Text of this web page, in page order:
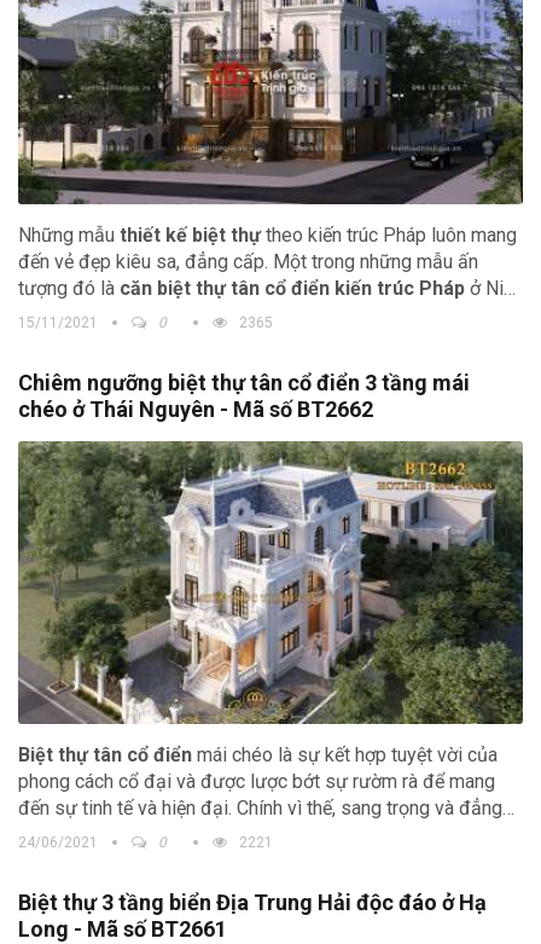
Những mẫu thiết kế biệt thựtheo kiến trúc Pháp luôn mang
đến vẻ đẹp kiêu sa, đẳng cấp. Một trong những mẫu ấn
tượng đó là căn biệt thự tân cổ điển kiến trúc Pháp ở Ninh
Hiệp với 5 tầng nổi, 1,5 tầng áp mái.
15/11/2021 0 2365
Chiêm ngưỡng biệt thự tân cổ điển 3 tầng mái
chéo ở Thái Nguyên - Mã số BT2662
Biệt thự tân cổ điển mái chéo là sự kết hợp tuyệt vời của
phong cách cổ đại và được lược bớt sự rườm rà để mang
đến sự tinh tế và hiện đại. Chính vì thế, sang trọng và đẳng
cấp là những gì mà bạn sẽ bắt gặp ở phong cách kiến trúc
24/06/2021 0 2221
Biệt thự 3 tầng biển Địa Trung Hải độc đáo ở Hạ
Long - Mã số BT2661